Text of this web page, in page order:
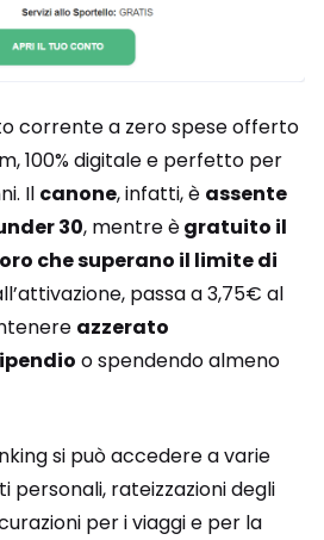
corrente a zero spese offerto
100% digitale e perfetto per
Il canone, infatti, è assente
30, mentre ègratuito il
che superano il limite di
passa a 3,75€ al
azzerato
o spendendo almeno
si può accedere a varie
personali, rateizzazioni degli
per i viaggi e per la